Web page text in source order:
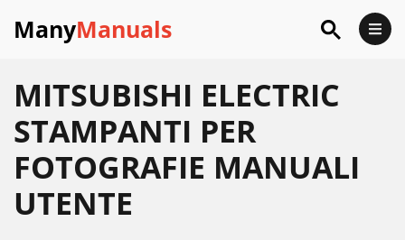
ManyManuals
MITSUBISHI ELECTRIC
STAMPANTI PER
FOTOGRAFIE MANUALI
UTENTE